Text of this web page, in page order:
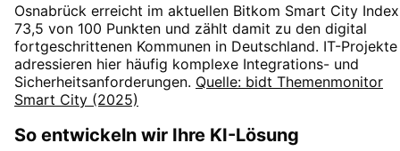
Osnabrück erreicht im aktuellen Bitkom Smart City Index
73,5 von 100 Punkten und zählt damit zu den digital
fortgeschrittenen Kommunen in Deutschland. IT-Projekte
adressieren hier häufig komplexe Integrations- und
Sicherheitsanforderungen. Quelle: bidt Themenmonitor
Smart City (2025)
So entwickeln wir Ihre KI-Lösung